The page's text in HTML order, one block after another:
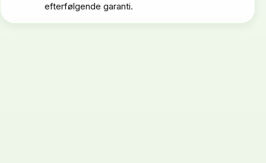
efterfølgende garanti.